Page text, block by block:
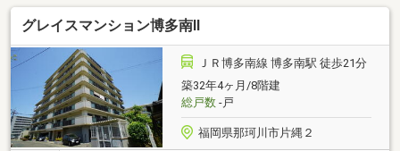
り、３面採光、バリアフリー、２面以上バルコニー、
平面駐車場、オートバス、温水洗浄便座、浴室に窓、
ＴＶモニタ付インターホン、前面棟無、通風良好、ペ
ット相談、平坦地、エレベーター、宅配ボックス、駐
輪場、バイク置場、高機能トイレ
グレイスマンション博多南Ⅱ
ＪＲ博多南線 博多南駅 徒歩21分
築32年4ヶ月/8階建
総戸数-戸
福岡県那珂川市片縄２